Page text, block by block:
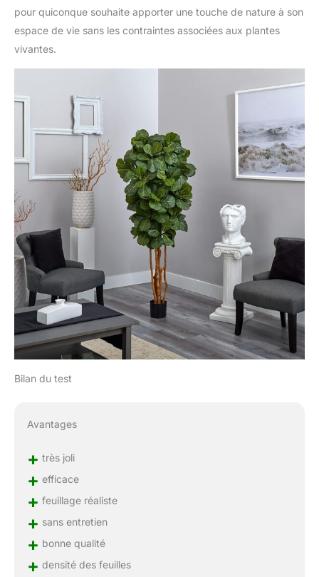
pour quiconque souhaite apporter une touche de nature à son
espace de vie sans les contraintes associées aux plantes
vivantes.
Bilan du test
Avantages
+ très joli
+ efficace
+ feuillage réaliste
+ sans entretien
+ bonne qualité
+ densité des feuilles